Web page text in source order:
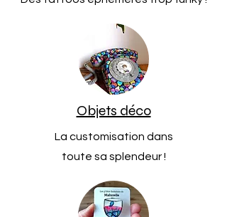
Objets déco
La customisation dans
toute sa splendeur !